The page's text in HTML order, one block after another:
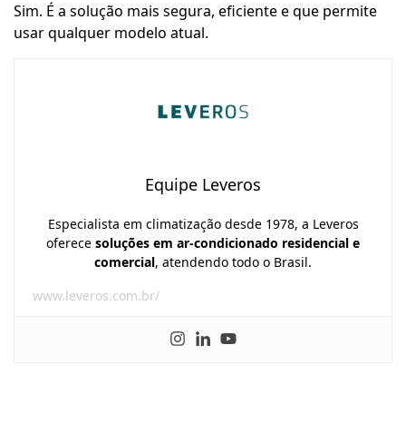
Sim. É a solução mais segura, eficiente e que permite
usar qualquer modelo atual.
Equipe Leveros
Especialista em climatização desde 1978, a Leveros
oferece soluções em ar-condicionado residencial e
comercial, atendendo todo o Brasil.
www.leveros.com.br/